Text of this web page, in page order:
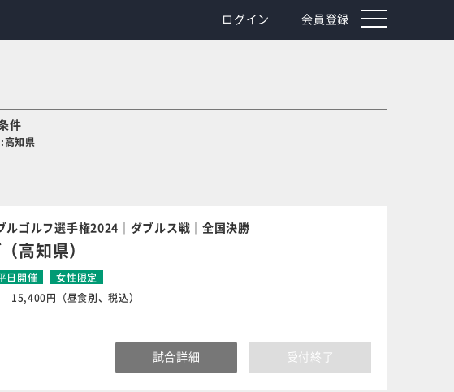
ログイン 会員登録
toggle
件
高知県
ルゴルフ選手権2024｜ダブルス戦｜全国決勝
高知県）
日開催 女性限定
15,400円（昼食別、税込）
試合詳細 受付終了